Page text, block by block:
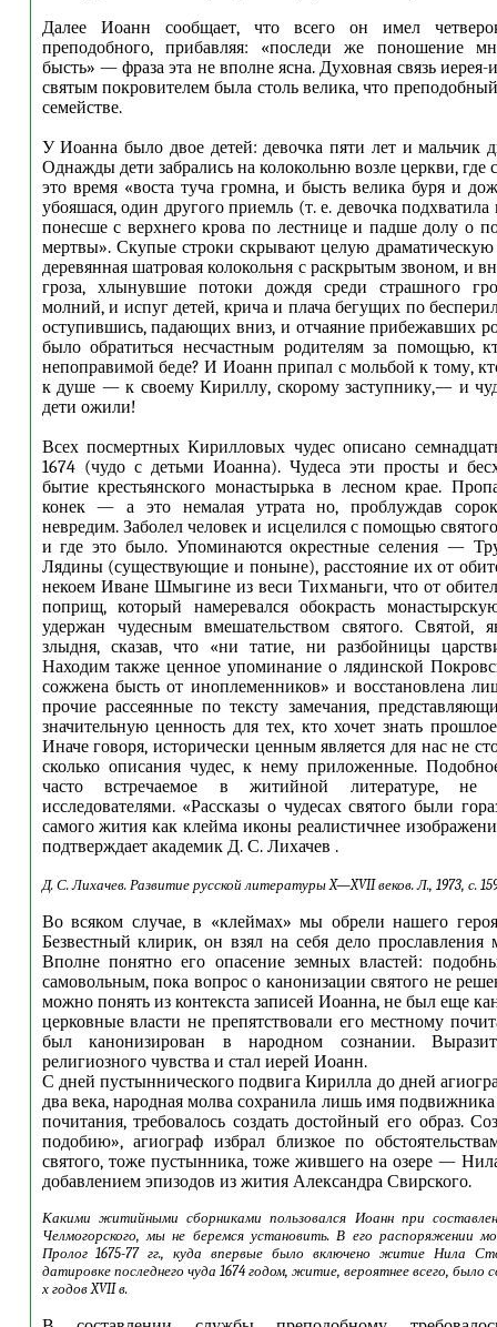
Далее Иоанн сообщает, что всего он имел
преподобного, прибавляя: «последи же поношение
бысть» — фраза эта не вполне ясна. Духовная связь иерея-
святым покровителем была столь велика, что
семействе.
У Иоанна было двое детей: девочка пяти лет и мальчик
Однажды дети забрались на колокольню возле церкви, где
это время «воста туча громна, и бысть велика буря и
убояшася, один другого приемль (т. е. девочка
понесше с верхнего крова по лестнице и падше долу о
мертвы». Скупые строки скрывают целую
деревянная шатровая колокольня с раскрытым звоном, и
гроза, хлынувшие потоки дождя среди страшного
молний, и испуг детей, крича и плача бегущих по
оступившись, падающих вниз, и отчаяние прибежавших
было обратиться несчастным родителям за помощью,
непоправимой беде? И Иоанн припал с мольбой к тому,
к душе — к своему Кириллу, скорому заступнику,— и
дети ожили!
Всех посмертных Кирилловых чудес описано
1674 (чудо с детьми Иоанна). Чудеса эти просты и
бытие крестьянского монастырька в лесном крае.
конек — а это немалая утрата но, проблуждав
невредим. Заболел человек и исцелился с помощью
и где это было. Упоминаются окрестные селения —
Лядины (существующие и поныне), расстояние их от
некоем Иване Шмыгине из веси Тихманьги, что от
поприщ, который намеревался обокрасть
удержан чудесным вмешательством святого. Святой,
злыдня, сказав, что «ни татие, ни разбойницы
Находим также ценное упоминание о лядинской
сожжена бысть от иноплеменников» и восстановлена
прочие рассеянные по тексту замечания,
значительную ценность для тех, кто хочет знать
Иначе говоря, исторически ценным является для нас не
сколько описания чудес, к нему приложенные. Подобное
часто встречаемое в житийной литературе, не
исследователями. «Рассказы о чудесах святого были
самого жития как клейма иконы реалистичнее
подтверждает академик Д. С. Лихачев .
Д. С. Лихачев. Развитие русской литературы X—XVII веков. Л., 1973, с.
Во всяком случае, в «клеймах» мы обрели нашего
Безвестный клирик, он взял на себя дело прославления
Вполне понятно его опасение земных властей:
самовольным, пока вопрос о канонизации святого не
можно понять из контекста записей Иоанна, не был еще
церковные власти не препятствовали его местному
был канонизирован в народном сознании.
религиозного чувства и стал иерей Иоанн.
С дней пустыннического подвига Кирилла до дней
два века, народная молва сохранила лишь имя подвижника
почитания, требовалось создать достойный его образ.
подобию», агиограф избрал близкое по
святого, тоже пустынника, тоже жившего на озере —
добавлением эпизодов из жития Александра Свирского.
Какими житийными сборниками пользовался Иоанн при
Челмогорского, мы не беремся установить. В его распоряжении
Пролог 1675-77 гг., куда впервые было включено житие Нила
датировке последнего чуда 1674 годом, житие, вероятнее всего, было
х годов XVII в.